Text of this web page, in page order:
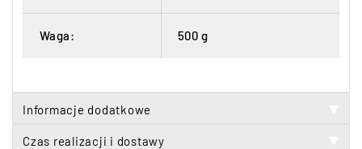
Waga: 500 g
Informacje dodatkowe
Czas realizacji i dostawy